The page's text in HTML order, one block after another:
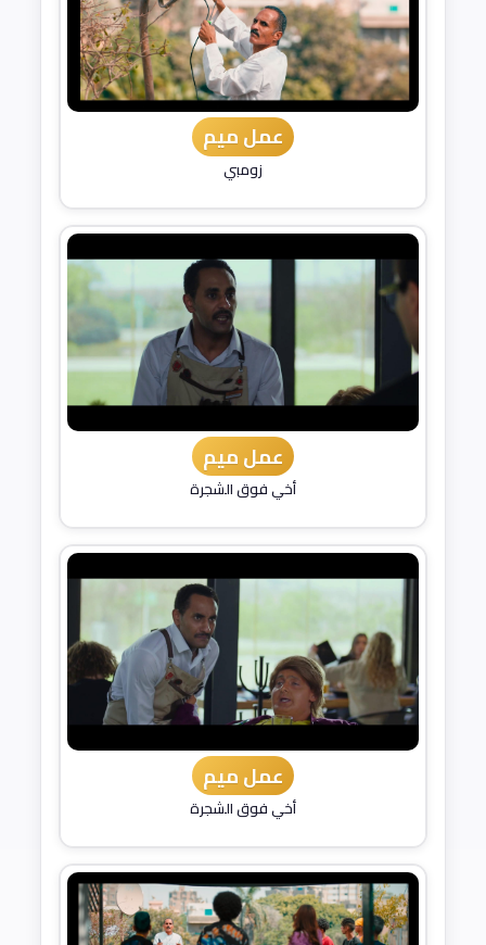
عمل ميم
زومبي
عمل ميم
أخي فوق الشجرة
عمل ميم
أخي فوق الشجرة